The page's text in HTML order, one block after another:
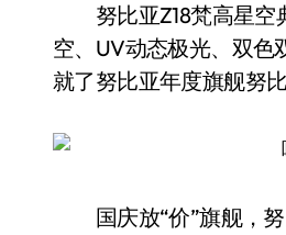
努比亚Z18梵高星空
空、UV动态极光、双色
就了努比亚年度旗舰努
国庆放“价”旗舰，努